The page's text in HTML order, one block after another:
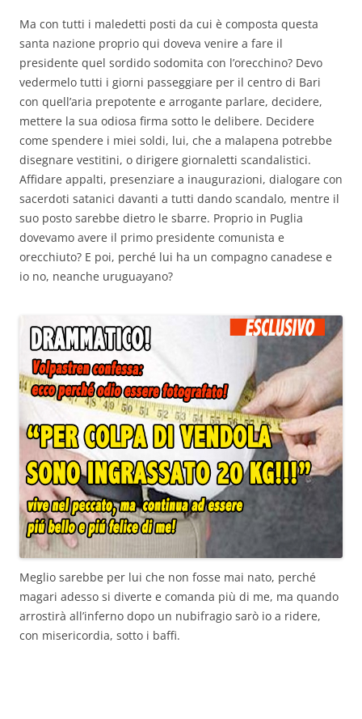
Ma con tutti i maledetti posti da cui è composta questa
santa nazione proprio qui doveva venire a fare il
presidente quel sordido sodomita con l’orecchino? Devo
vedermelo tutti i giorni passeggiare per il centro di Bari
con quell’aria prepotente e arrogante parlare, decidere,
mettere la sua odiosa firma sotto le delibere. Decidere
come spendere i miei soldi, lui, che a malapena potrebbe
disegnare vestitini, o dirigere giornaletti scandalistici.
Affidare appalti, presenziare a inaugurazioni, dialogare con
sacerdoti satanici davanti a tutti dando scandalo, mentre il
suo posto sarebbe dietro le sbarre. Proprio in Puglia
dovevamo avere il primo presidente comunista e
orecchiuto? E poi, perché lui ha un compagno canadese e
io no, neanche uruguayano?
Meglio sarebbe per lui che non fosse mai nato, perché
magari adesso si diverte e comanda più di me, ma quando
arrostirà all’inferno dopo un nubifragio sarò io a ridere,
con misericordia, sotto i baffi.